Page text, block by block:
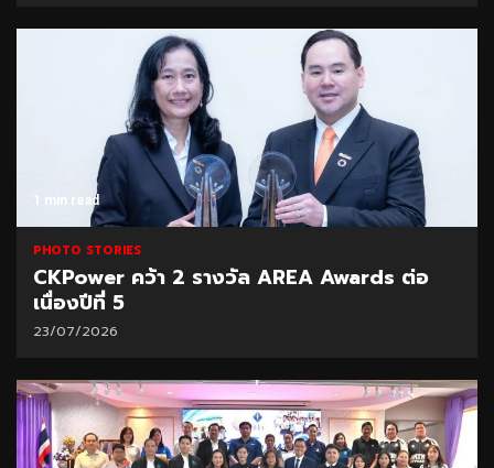
1 min read
PHOTO STORIES
CKPower คว้า 2 รางวัล AREA Awards ต่อ
เนื่องปีที่ 5
23/07/2026